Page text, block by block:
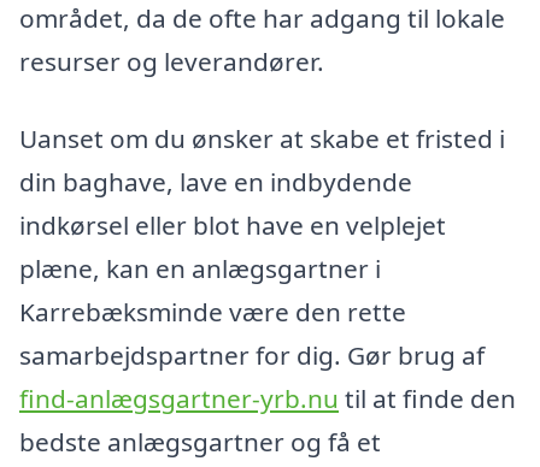
området, da de ofte har adgang til lokale
resurser og leverandører.
Uanset om du ønsker at skabe et fristed i
din baghave, lave en indbydende
indkørsel eller blot have en velplejet
plæne, kan en anlægsgartner i
Karrebæksminde være den rette
samarbejdspartner for dig. Gør brug af
find-anlægsgartner-yrb.nu til at finde den
bedste anlægsgartner og få et